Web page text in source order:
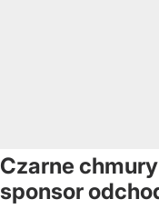
Czarne
sponsor